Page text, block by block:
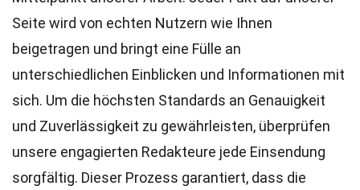
Seite wird von echten Nutzern wie Ihnen
beigetragen und bringt eine Fülle an
unterschiedlichen Einblicken und Informationen mit
sich. Um die höchsten Standards an Genauigkeit
und Zuverlässigkeit zu gewährleisten, überprüfen
unsere engagierten Redakteure jede Einsendung
sorgfältig. Dieser Prozess garantiert, dass die